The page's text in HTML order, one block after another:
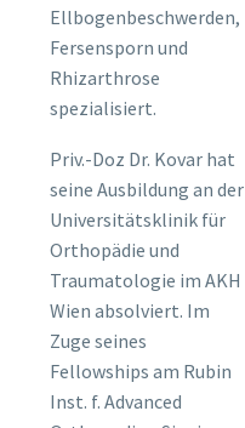
Ellbogenbeschwerden,
Fersensporn und
Rhizarthrose
spezialisiert.
Priv.-Doz Dr. Kovar hat
seine Ausbildung an der
Universitätsklinik für
Orthopädie und
Traumatologie im AKH
Wien absolviert. Im
Zuge seines
Fellowships am Rubin
Inst. f. Advanced